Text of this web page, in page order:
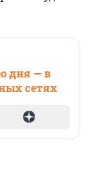
дня — в
сетях